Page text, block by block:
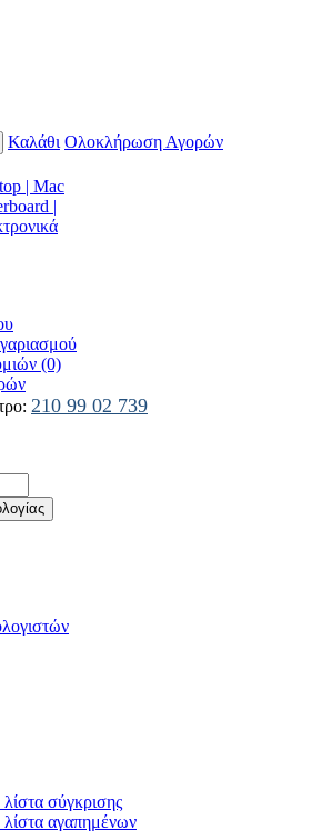
Καλάθι Ολοκλήρωση Αγορών
(0)
210 99 02 739